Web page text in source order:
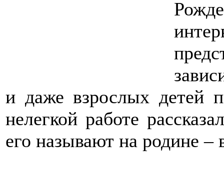
и даже взрослых детей
нелегкой работе
его называют на родине